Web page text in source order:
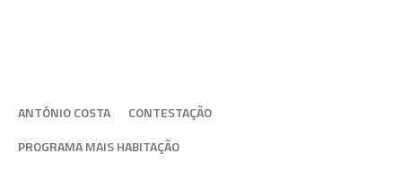
ANTÓNIO COSTA
CONTESTAÇÃO
PROGRAMA MAIS HABITAÇÃO